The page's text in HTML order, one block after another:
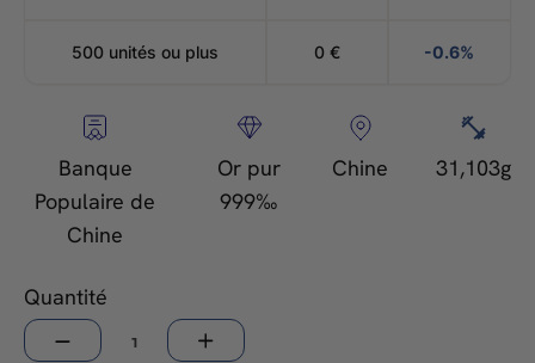
500 unités ou plus 0 € -0.6%
Banque
Populaire de
Chine
Or pur
999‰
Chine 31,103g
Quantité
− +